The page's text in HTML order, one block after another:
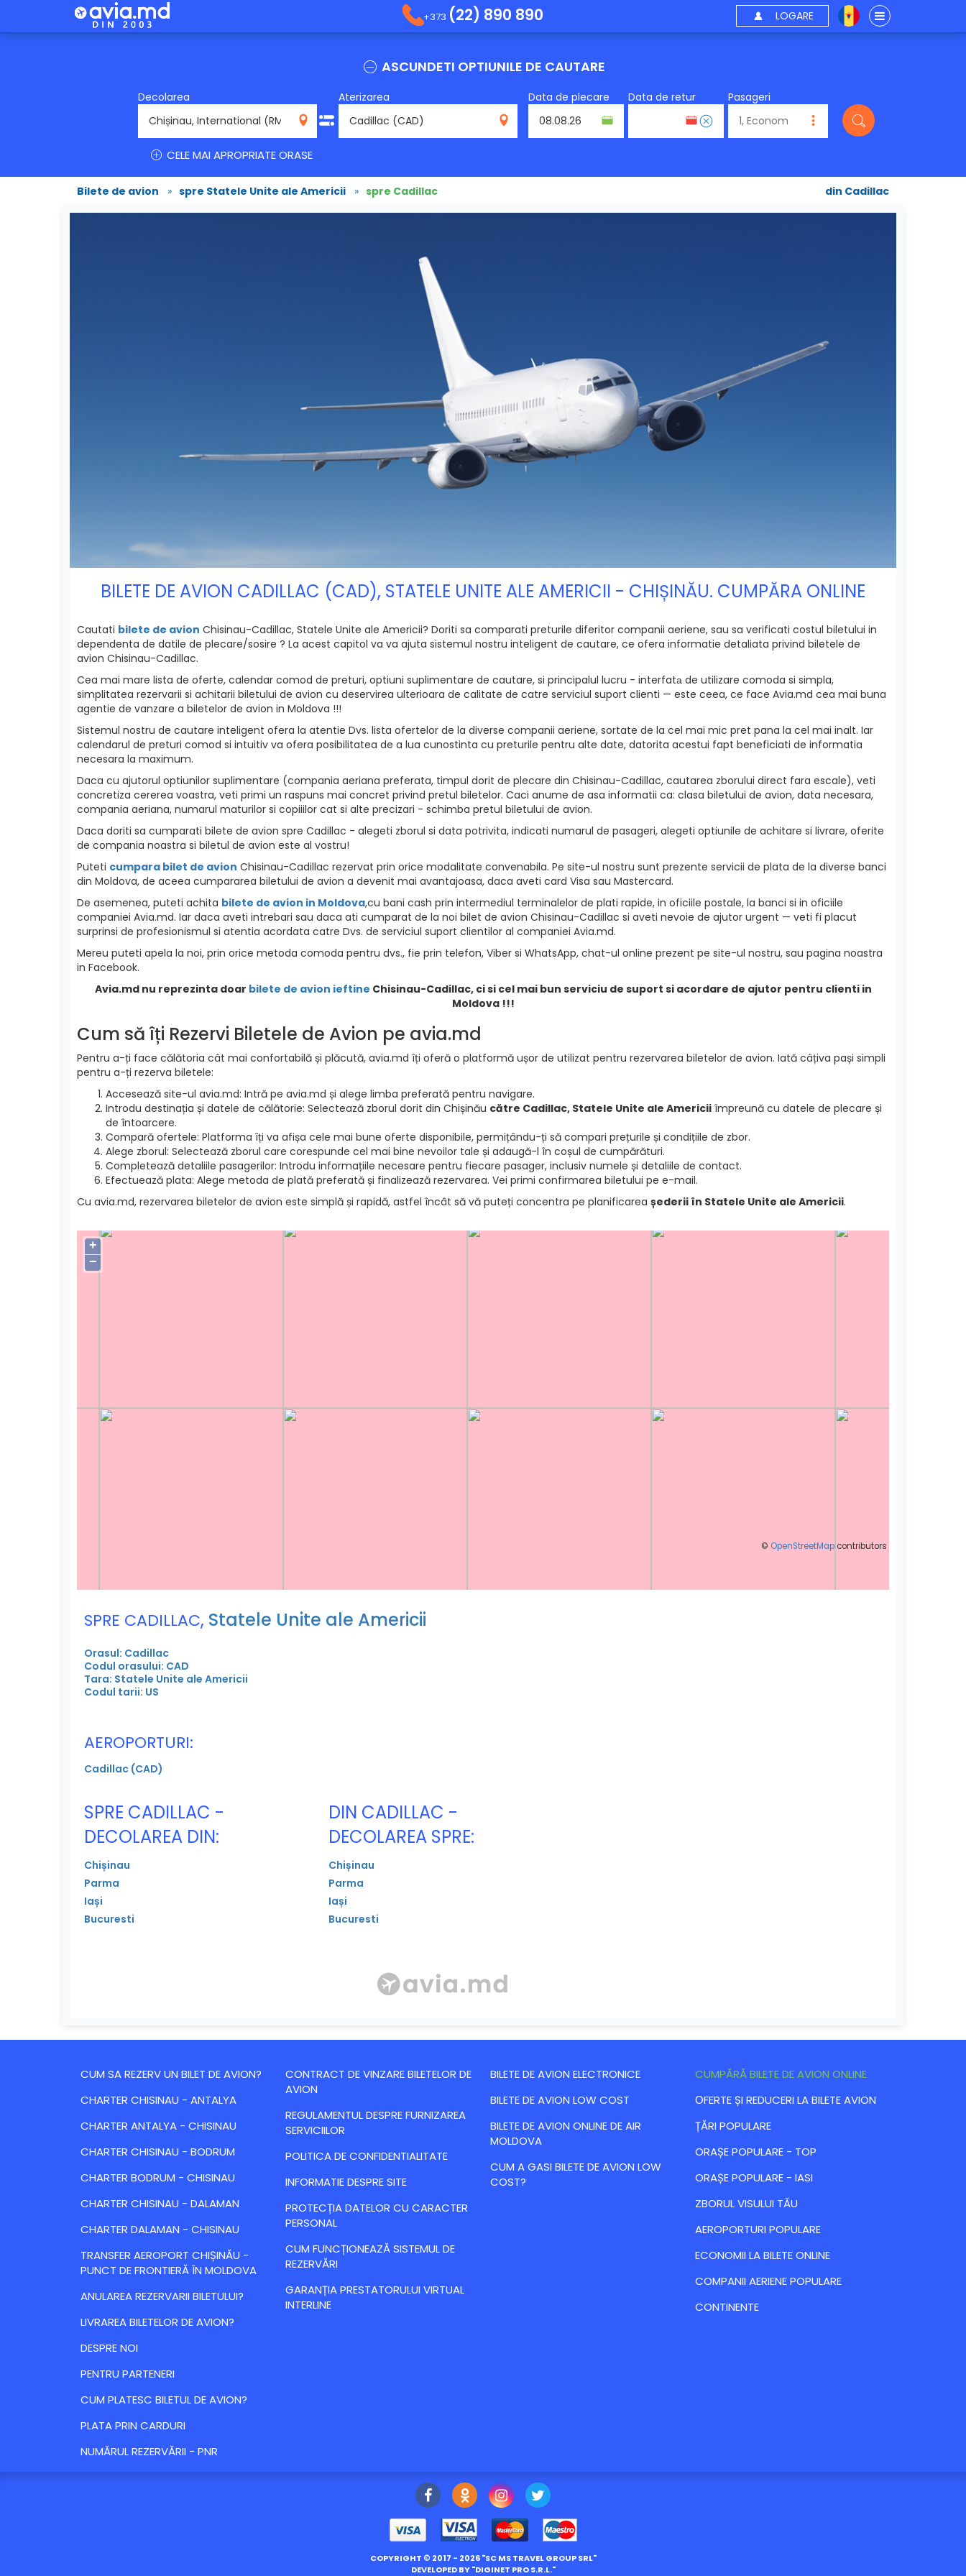
+373 (22) 890 890 LOGARE
ASCUNDETI OPTIUNILE DE CAUTARE
Decolarea
RMO
Aterizarea
Data de plecare Data de retur Pasageri
CELE MAI APROPRIATE ORASE
Bilete de avion » spre Statele Unite ale Americii » spre Cadillac din Cadillac
BILETE DE AVION CADILLAC (CAD), STATELE UNITE ALE AMERICII - CHIȘINĂU. CUMPĂRA ONLINE
Cautati bilete de avion Chisinau-Cadillac, Statele Unite ale Americii? Doriti sa comparati preturile diferitor companii aeriene, sau sa verificati costul biletului in
dependenta de datile de plecare/sosire ? La acest capitol va va ajuta sistemul nostru inteligent de cautare, ce ofera informatie detaliata privind biletele de
avion Chisinau-Cadillac.
Cea mai mare lista de oferte, calendar comod de preturi, optiuni suplimentare de cautare, si principalul lucru - interfatа de utilizare comoda si simpla,
simplitatea rezervarii si achitarii biletului de avion cu deservirea ulterioara de calitate de catre serviciul suport clienti — este ceea, ce face Avia.md cea mai buna
agentie de vanzare a biletelor de avion in Moldova !!!
Sistemul nostru de cautare inteligent ofera la atentie Dvs. lista ofertelor de la diverse companii aeriene, sortate de la cel mai mic pret pana la cel mai inalt. Iar
calendarul de preturi comod si intuitiv va ofera posibilitatea de a lua cunostinta cu preturile pentru alte date, datorita acestui fapt beneficiati de informatia
necesara la maximum.
Daca cu ajutorul optiunilor suplimentare (compania aeriana preferata, timpul dorit de plecare din Chisinau-Cadillac, cautarea zborului direct fara escale), veti
concretiza cererea voastra, veti primi un raspuns mai concret privind pretul biletelor. Caci anume de asa informatii ca: clasa biletului de avion, data necesara,
compania aeriana, numarul maturilor si copiiilor cat si alte precizari - schimba pretul biletului de avion.
Daca doriti sa cumparati bilete de avion spre Cadillac - alegeti zborul si data potrivita, indicati numarul de pasageri, alegeti optiunile de achitare si livrare, oferite
de compania noastra si biletul de avion este al vostru!
Puteti cumpara bilet de avion Chisinau-Cadillac rezervat prin orice modalitate convenabila. Pe site-ul nostru sunt prezente servicii de plata de la diverse banci
din Moldova, de aceea cumpararea biletului de avion a devenit mai avantajoasa, daca aveti card Visa sau Mastercard.
De asemenea, puteti achita bilete de avion in Moldova,cu bani cash prin intermediul terminalelor de plati rapide, in oficiile postale, la banci si in oficiile
companiei Avia.md. Iar daca aveti intrebari sau daca ati cumparat de la noi bilet de avion Chisinau-Cadillac si aveti nevoie de ajutor urgent — veti fi placut
surprinsi de profesionismul si atentia acordata catre Dvs. de serviciul suport clientilor al companiei Avia.md.
Mereu puteti apela la noi, prin orice metoda comoda pentru dvs., fie prin telefon, Viber si WhatsApp, chat-ul online prezent pe site-ul nostru, sau pagina noastra
in Facebook.
Avia.md nu reprezinta doar bilete de avion ieftine Chisinau-Cadillac, ci si cel mai bun serviciu de suport si acordare de ajutor pentru clienti in
Moldova !!!
Cum să îți Rezervi Biletele de Avion pe avia.md
Pentru a-ți face călătoria cât mai confortabilă și plăcută, avia.md îți oferă o platformă ușor de utilizat pentru rezervarea biletelor de avion. Iată câțiva pași simpli
pentru a-ți rezerva biletele:
Accesează site-ul avia.md: Intră pe avia.md și alege limba preferată pentru navigare.
Introdu destinația și datele de călătorie: Selectează zborul dorit din Chișinău către Cadillac, Statele Unite ale Americii împreună cu datele de plecare și
de întoarcere.
Compară ofertele: Platforma îți va afișa cele mai bune oferte disponibile, permițându-ți să compari prețurile și condițiile de zbor.
Alege zborul: Selectează zborul care corespunde cel mai bine nevoilor tale și adaugă-l în coșul de cumpărături.
Completează detaliile pasagerilor: Introdu informațiile necesare pentru fiecare pasager, inclusiv numele și detaliile de contact.
Efectuează plata: Alege metoda de plată preferată și finalizează rezervarea. Vei primi confirmarea biletului pe e-mail.
Cu avia.md, rezervarea biletelor de avion este simplă și rapidă, astfel încât să vă puteți concentra pe planificarea șederii în Statele Unite ale Americii.
+
−
© OpenStreetMap contributors
SPRE CADILLAC, Statele Unite ale Americii
Orasul: Cadillac
Codul orasului: CAD
Tara: Statele Unite ale Americii
Codul tarii: US
AEROPORTURI:
Cadillac (CAD)
SPRE CADILLAC -
DECOLAREA DIN:
Chișinau
Parma
Iași
Bucuresti
DIN CADILLAC -
DECOLAREA SPRE:
Chișinau
Parma
Iași
Bucuresti
CUM SA REZERV UN BILET DE AVION?
CHARTER CHISINAU - ANTALYA
CHARTER ANTALYA - CHISINAU
CHARTER CHISINAU - BODRUM
CHARTER BODRUM - CHISINAU
CHARTER CHISINAU - DALAMAN
CHARTER DALAMAN - CHISINAU
TRANSFER AEROPORT CHIȘINĂU -
PUNCT DE FRONTIERĂ ÎN MOLDOVA
ANULAREA REZERVARII BILETULUI?
LIVRAREA BILETELOR DE AVION?
DESPRE NOI
PENTRU PARTENERI
CUM PLATESC BILETUL DE AVION?
PLATA PRIN CARDURI
NUMĂRUL REZERVĂRII - PNR
CONTRACT DE VINZARE BILETELOR DE
AVION
REGULAMENTUL DESPRE FURNIZAREA
SERVICIILOR
POLITICA DE CONFIDENTIALITATE
INFORMATIE DESPRE SITE
PROTECȚIA DATELOR CU CARACTER
PERSONAL
CUM FUNCȚIONEAZĂ SISTEMUL DE
REZERVĂRI
GARANȚIA PRESTATORULUI VIRTUAL
INTERLINE
BILETE DE AVION ELECTRONICE
BILETE DE AVION LOW COST
BILETE DE AVION ONLINE DE AIR
MOLDOVA
CUM A GASI BILETE DE AVION LOW
COST?
CUMPĂRĂ BILETE DE AVION ONLINE
ОFERTE ȘI REDUCERI LA BILETE AVION
ȚĂRI POPULARE
ORAȘE POPULARE - TOP
ORAȘE POPULARE - IASI
ZBORUL VISULUI TĂU
AEROPORTURI POPULARE
ECONOMII LA BILETE ONLINE
COMPANII AERIENE POPULARE
CONTINENTE
COPYRIGHT © 2017 - 2026 "SC MS TRAVEL GROUP SRL"
DEVELOPED BY "DIGINET PRO S.R.L."